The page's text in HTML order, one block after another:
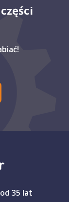
35 lat